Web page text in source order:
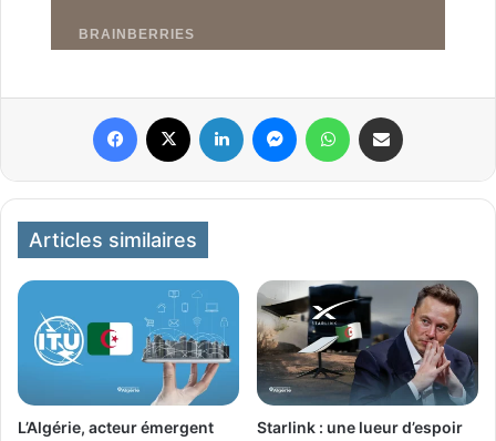
Articles similaires
L’Algérie, acteur émergent
Starlink : une lueur d’espoir